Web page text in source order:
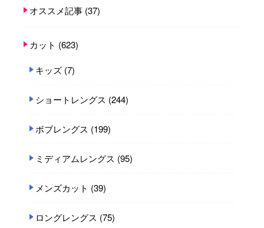
オススメ記事 (37)
カット (623)
キッズ (7)
ショートレングス (244)
ボブレングス (199)
ミディアムレングス (95)
メンズカット (39)
ロングレングス (75)